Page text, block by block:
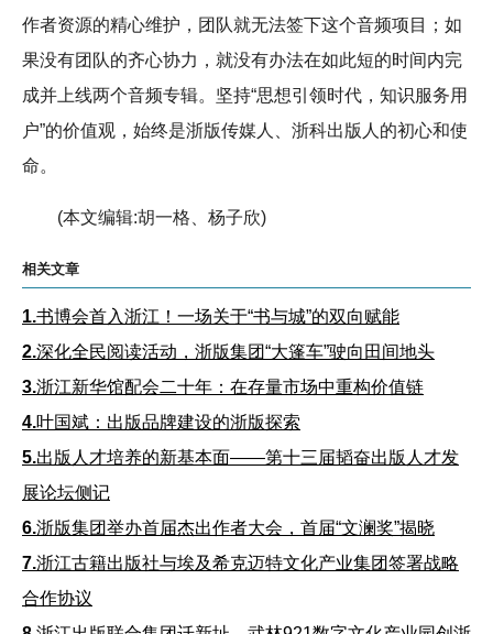
作者资源的精心维护，团队就无法签下这个音频项目；如
果没有团队的齐心协力，就没有办法在如此短的时间内完
成并上线两个音频专辑。坚持“思想引领时代，知识服务用
户”的价值观，始终是浙版传媒人、浙科出版人的初心和使
命。
(本文编辑:胡一格、杨子欣)
相关文章
1.书博会首入浙江！一场关于“书与城”的双向赋能
2.深化全民阅读活动，浙版集团“大篷车”驶向田间地头
3.浙江新华馆配会二十年：在存量市场中重构价值链
4.叶国斌：出版品牌建设的浙版探索
5.出版人才培养的新基本面——第十三届韬奋出版人才发
展论坛侧记
6.浙版集团举办首届杰出作者大会，首届“文澜奖”揭晓
7.浙江古籍出版社与埃及希克迈特文化产业集团签署战略
合作协议